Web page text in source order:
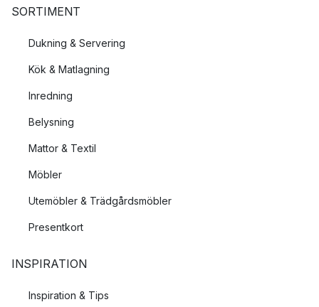
SORTIMENT
Dukning & Servering
Kök & Matlagning
Inredning
Belysning
Mattor & Textil
Möbler
Utemöbler & Trädgårdsmöbler
Presentkort
INSPIRATION
Inspiration & Tips